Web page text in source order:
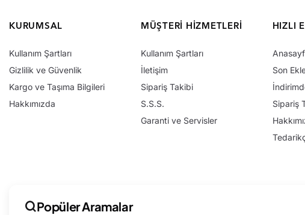
KURUMSAL
Kullanım Şartları
Gizlilik ve Güvenlik
Kargo ve Taşıma Bilgileri
Hakkımızda
MÜŞTERI HIZMETLERI
Kullanım Şartları
İletişim
Sipariş Takibi
S.S.S.
Garanti ve Servisler
HIZLI
Son
Sipariş
Popüler Aramalar